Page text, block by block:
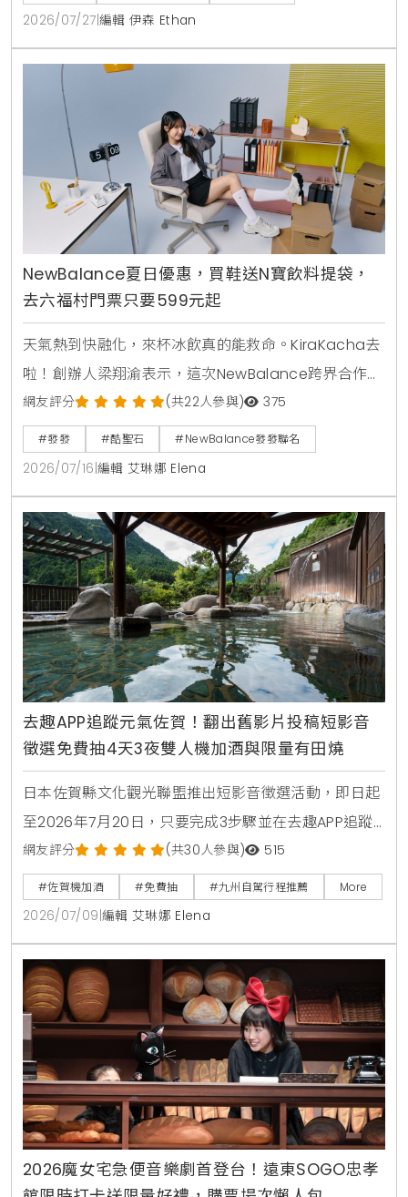
2026/07/27 編輯 伊森 Ethan
NewBalance夏日優惠，買鞋送N寶飲料提袋，
去六福村門票只要599元起
天氣熱到快融化，來杯冰飲真的能救命。KiraKacha去
啦！創辦人梁翔渝表示，這次NewBalance跨界合作手
搖與冰品，不僅好喝好玩，超萌周邊更成功打動大家的
心。
網友評分 (共22人參與) 375
#發發 #酷聖石 #NewBalance發發聯名
2026/07/16 編輯 艾琳娜 Elena
去趣APP追蹤元氣佐賀！翻出舊影片投稿短影音
徵選免費抽4天3夜雙人機加酒與限量有田燒
日本佐賀縣文化觀光聯盟推出短影音徵選活動，即日起
至2026年7月20日，只要完成3步驟並在去趣APP追蹤
官方帳號，就有機會獲得佐賀4天3夜雙人機加酒大獎，
沒去過佐賀也能參加。
網友評分 (共30人參與) 515
#佐賀機加酒 #免費抽 #九州自駕行程推薦 More
2026/07/09 編輯 艾琳娜 Elena
2026魔女宅急便音樂劇首登台！遠東SOGO忠孝